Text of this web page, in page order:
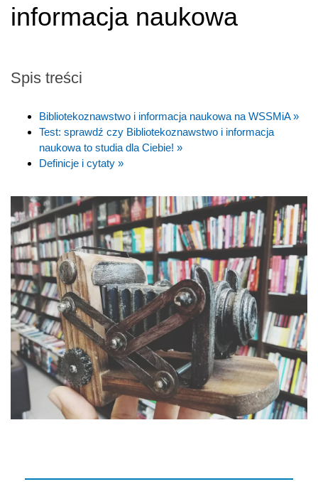
informacja naukowa
Spis treści
Bibliotekoznawstwo i informacja naukowa na WSSMiA »
Test: sprawdź czy Bibliotekoznawstwo i informacja
naukowa to studia dla Ciebie! »
Definicje i cytaty »